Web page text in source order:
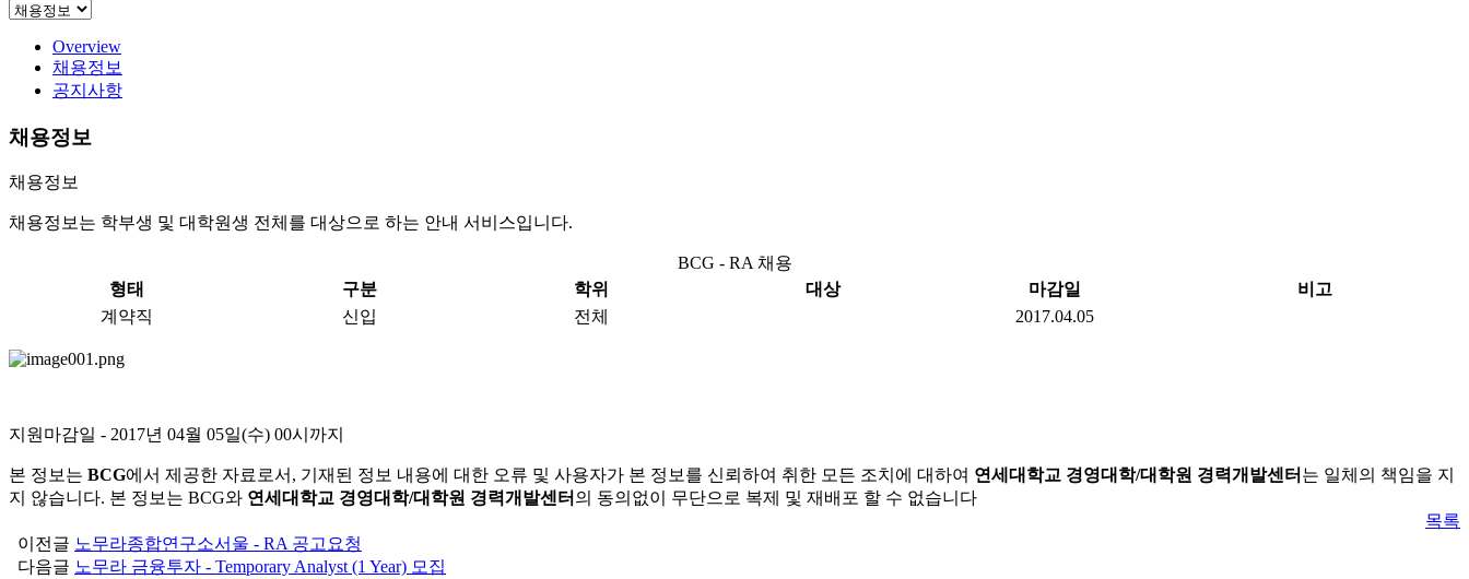
Overview
채용정보
공지사항
채용정보
채용정보
채용정보는 학부생 및 대학원생 전체를 대상으로 하는 안내 서비스입니다.
BCG - RA 채용
형태
구분 학위 대상 마감일
비고
계약직
신입 전체 2017.04.05
지원마감일 - 2017년 04월 05일(수) 00시까지
본 정보는 BCG에서 제공한 자료로서, 기재된 정보 내용에 대한 오류 및 사용자가 본 정보를 신뢰하여 취한 모든 조치에 대하여 연세대학교 경영대학/대학원 경력개발센터 는 일체의 책임을 지
지 않습니다. 본 정보는 BCG와 연세대학교 경영대학/대학원 경력개발센터 의 동의없이 무단으로 복제 및 재배포 할 수 없습니다
목록
이전글 노무라종합연구소서울 - RA 공고요청
다음글 노무라 금융투자 - Temporary Analyst (1 Year) 모집